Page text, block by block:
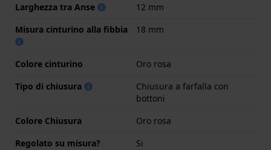
Larghezza tra Anse
12 mm
Misura cinturino alla fibbia
18 mm
Colore cinturino
Oro rosa
Tipo di chiusura
Chiusura a farfalla con
bottoni
Colore Chiusura
Oro rosa
Regolato su misura?
Si